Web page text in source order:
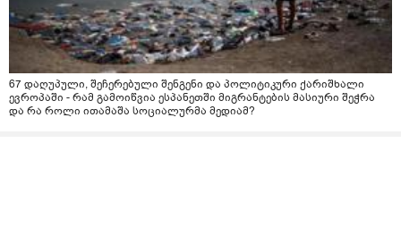
67 დაღუპული, შეჩერებული შენგენი და პოლიტიკური ქარიშხალი
ევროპაში - რამ გამოიწვია ესპანეთში მიგრანტების მასიური შეჭრა
და რა როლი ითამაშა სოციალურმა მედიამ?